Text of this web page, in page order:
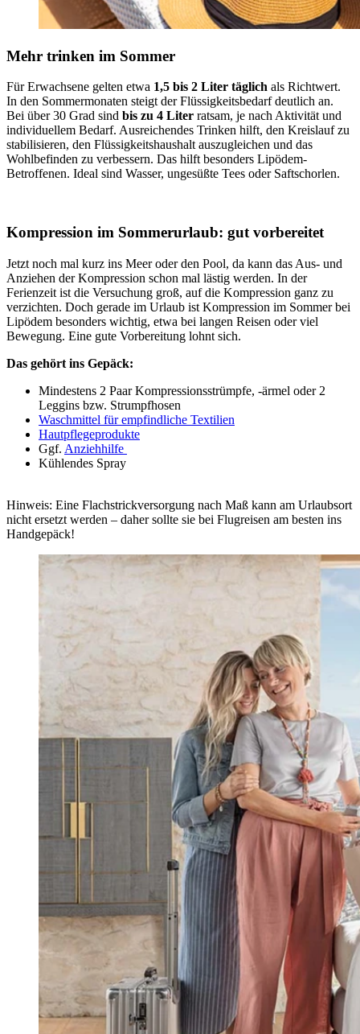
Mehr trinken im Sommer
Für Erwachsene gelten etwa 1,5 bis 2 Liter täglich als Richtwert.
In den Sommermonaten steigt der Flüssigkeitsbedarf deutlich an.
Bei über 30 Grad sind bis zu 4 Liter ratsam, je nach Aktivität und
individuellem Bedarf. Ausreichendes Trinken hilft, den Kreislauf zu
stabilisieren, den Flüssigkeitshaushalt auszugleichen und das
Wohlbefinden zu verbessern. Das hilft besonders Lipödem-
Betroffenen. Ideal sind Wasser, ungesüßte Tees oder Saftschorlen.
Kompression im Sommerurlaub: gut vorbereitet
Jetzt noch mal kurz ins Meer oder den Pool, da kann das Aus- und
Anziehen der Kompression schon mal lästig werden. In der
Ferienzeit ist die Versuchung groß, auf die Kompression ganz zu
verzichten. Doch gerade im Urlaub ist Kompression im Sommer bei
Lipödem besonders wichtig, etwa bei langen Reisen oder viel
Bewegung. Eine gute Vorbereitung lohnt sich.
Das gehört ins Gepäck:
Mindestens 2 Paar Kompressionsstrümpfe, -ärmel oder 2
Leggins bzw. Strumpfhosen
Waschmittel für empfindliche Textilien
Hautpflegeprodukte
Ggf. Anziehhilfe
Kühlendes Spray
Hinweis: Eine Flachstrickversorgung nach Maß kann am Urlaubsort
nicht ersetzt werden – daher sollte sie bei Flugreisen am besten ins
Handgepäck!